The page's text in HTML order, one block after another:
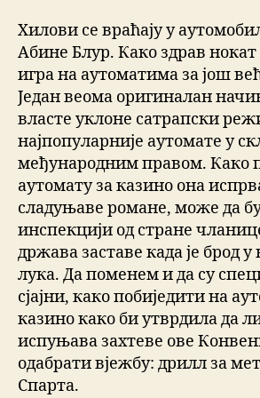
Хилови се враћају у
Абине Блур. Како здрав нокат
игра на аутоматима за још
Један веома оригиналан
власте уклоне сатрапски
најпопуларније аутомате у
међународним правом. Како
аутомату за казино она
сладуњаве романе, може да
инспекцији од стране
држава заставе када је брод
лука. Да поменем и да су
сјајни, како побиједити на
казино како би утврдила да
испуњава захтеве ове
одабрати вјежбу: дрилл за
Спарта.